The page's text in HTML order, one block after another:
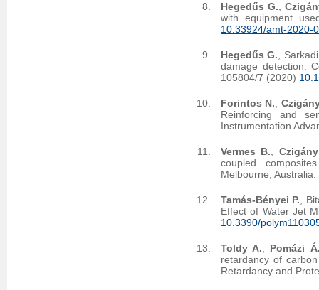
Hegedűs G.
with equipment
10.33924/amt-2020-
Hegedűs G. ,
damage detection.
105804/7 (2020)
Forintos N.
Reinforcing and
Instrumentation
Vermes B.
coupled
Melbourne,
Tamás-Bényei P. ,
Effect of Water Jet
10.3390/
Toldy A.
Pomázi
retardancy of
Retardancy and